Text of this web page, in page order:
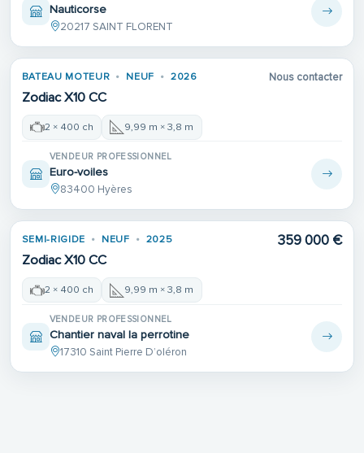
Nauticorse
20217 SAINT FLORENT
BATEAU MOTEUR NEUF 2026
Zodiac X10 CC
Nous contacter
2 × 400 ch 9,99 m × 3,8 m
VENDEUR PROFESSIONNEL
Euro-voiles
83400 Hyères
SEMI-RIGIDE NEUF 2025
Zodiac X10 CC
359 000 €
2 × 400 ch 9,99 m × 3,8 m
VENDEUR PROFESSIONNEL
Chantier naval la perrotine
17310 Saint Pierre D’oléron